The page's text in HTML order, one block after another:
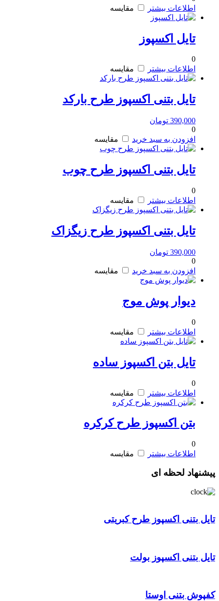
اطلاعات بیشتر
مقایسه
تایل اکسپوز
0
اطلاعات بیشتر
مقایسه
تایل بتنی اکسپوز طرح بارکد
390,000 تومان
0
افزودن به سبد خرید
مقایسه
تایل بتنی اکسپوز طرح چوب
0
اطلاعات بیشتر
مقایسه
تایل بتنی اکسپوز طرح زیگزاک
390,000 تومان
0
افزودن به سبد خرید
مقایسه
دیوار پوش موج
0
اطلاعات بیشتر
مقایسه
تایل بتن اکسپوز ساده
0
اطلاعات بیشتر
مقایسه
بتن اکسپوز طرح کرکره
0
اطلاعات بیشتر
مقایسه
پیشنهاد لحظه ای
تایل بتنی اکسپوز طرح کبریتی
تایل بتنی اکسپوز بولت
کفپوش بتنی اوستا